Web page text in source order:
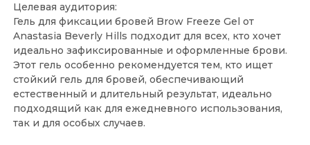
Целевая аудитория:
Гель для фиксации бровей Brow Freeze Gel от
Anastasia Beverly Hills подходит для всех, кто хочет
идеально зафиксированные и оформленные брови.
Этот гель особенно рекомендуется тем, кто ищет
стойкий гель для бровей, обеспечивающий
естественный и длительный результат, идеально
подходящий как для ежедневного использования,
так и для особых случаев.